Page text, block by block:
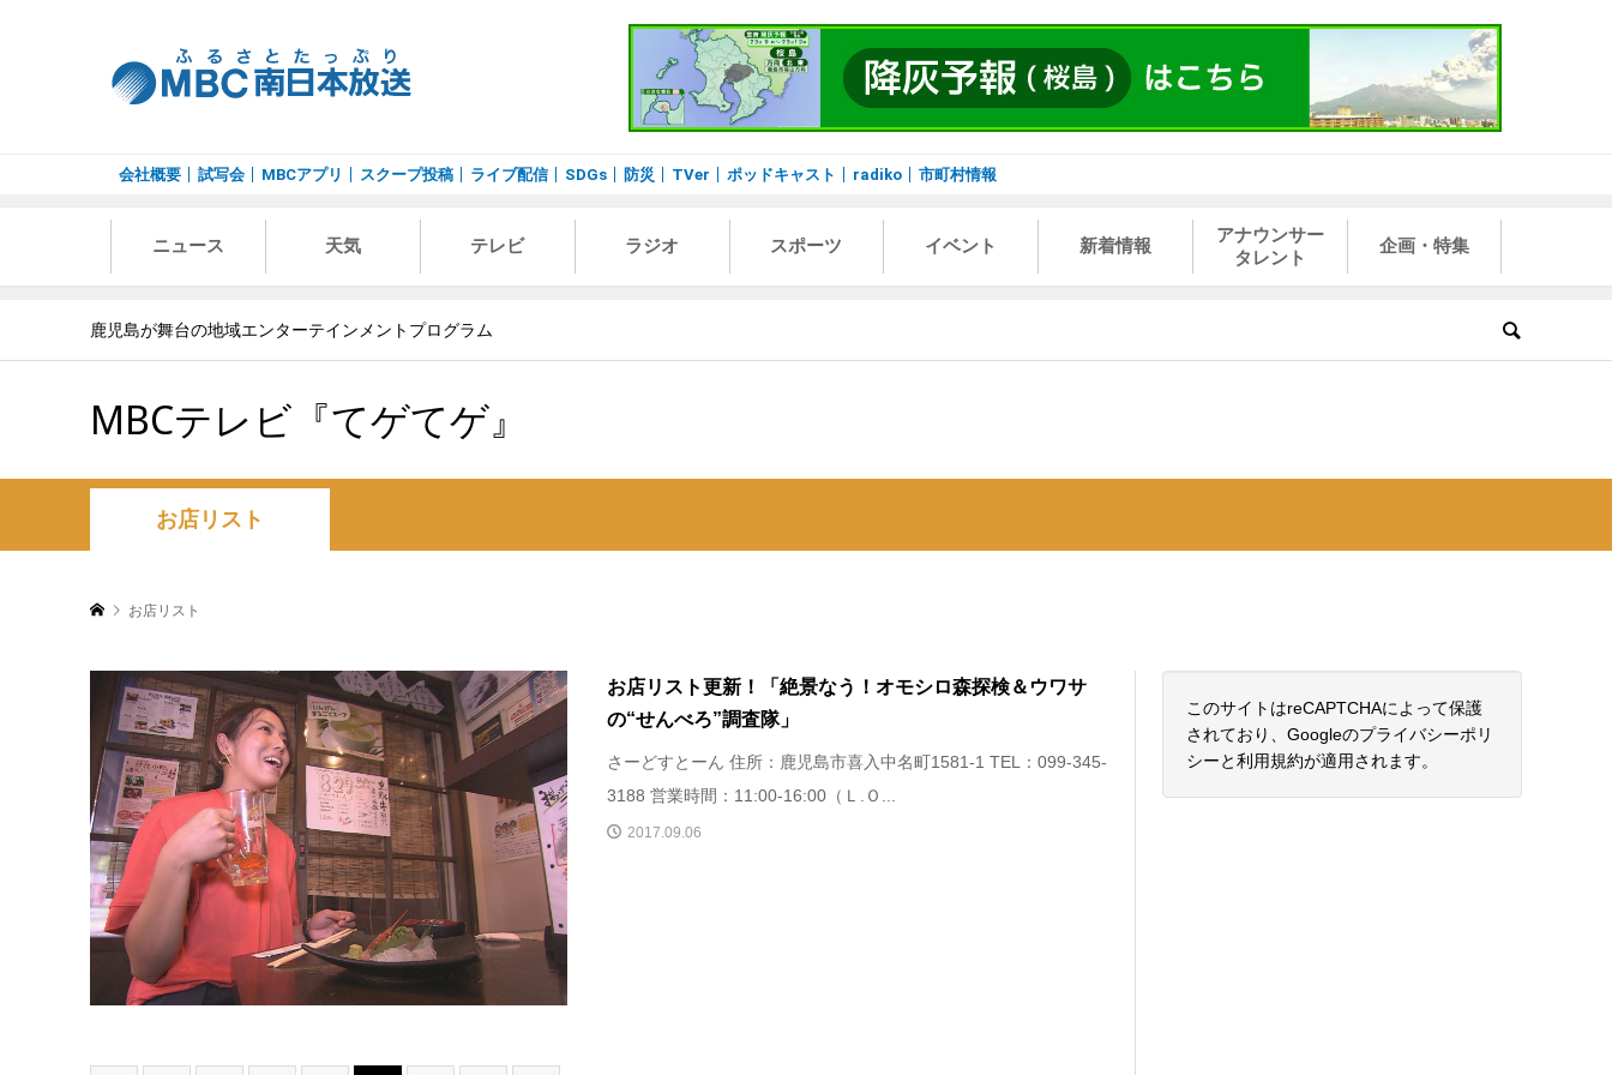
会社概要 試写会 MBCアプリ スクープ投稿 ライブ配信 SDGs 防災 TVer ポッドキャスト radiko 市町村情報
ニュース 天気 テレビ ラジオ スポーツ イベント 新着情報
アナウンサー
タレント
企画・特集
鹿児島が舞台の地域エンターテインメントプログラム
MBCテレビ『てゲてゲ』
お店リスト
お店リスト
お店リスト更新！「絶景なう！オモシロ森探検＆ウワサ
の“せんべろ”調査隊」
さーどすとーん 住所：鹿児島市喜入中名町1581-1 TEL：099-345-
3188 営業時間：11:00-16:00（Ｌ.Ｏ...
2017.09.06
このサイトはreCAPTCHAによって保護
されており、Googleのプライバシーポリ
シーと利用規約が適用されます。